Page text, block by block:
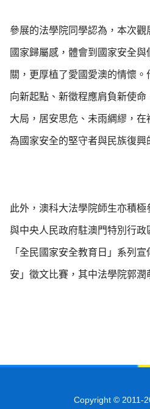
參展的法學院同學認為，本次
國家歸屬感，體會到國家安全
關，更厚植了愛國愛澳的情懷
向新起點、新徵程應肩負新使
大局，居安思危、未雨綢繆，
為國家安全的堅守者與民族復興
此外，澳科大法學院師生亦積
與中央人民政府駐澳門特別行
「全民國家安全教育日」系列
安」徵文比賽，其中法學院郭潤
Copyright © 2011-